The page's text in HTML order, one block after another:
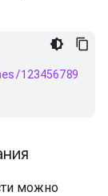
123456789
можно